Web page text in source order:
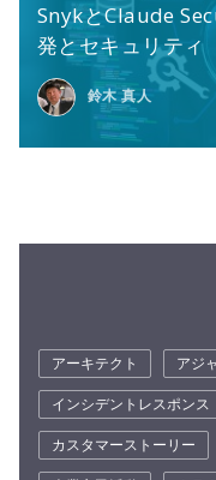
SnykとClaude
発とセキュリティ
鈴木 真人
アーキテクト アジ
インシデントレスポンス
カスタマーストーリー